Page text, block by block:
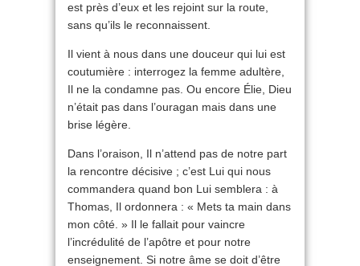
est près d’eux et les rejoint sur la route,
sans qu’ils le reconnaissent.
Il vient à nous dans une douceur qui lui est
coutumière : interrogez la femme adultère,
Il ne la condamne pas. Ou encore Élie, Dieu
n’était pas dans l’ouragan mais dans une
brise légère.
Dans l’oraison, Il n’attend pas de notre part
la rencontre décisive ; c’est Lui qui nous
commandera quand bon Lui semblera : à
Thomas, Il ordonnera : « Mets ta main dans
mon côté. » Il le fallait pour vaincre
l’incrédulité de l’apôtre et pour notre
enseignement. Si notre âme se doit d’être